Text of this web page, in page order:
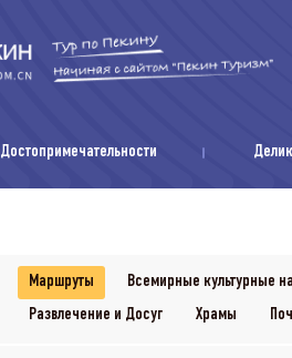
Достопримечательности
Маршруты
Всемирные культурные
Развлечение и Досуг
Храмы